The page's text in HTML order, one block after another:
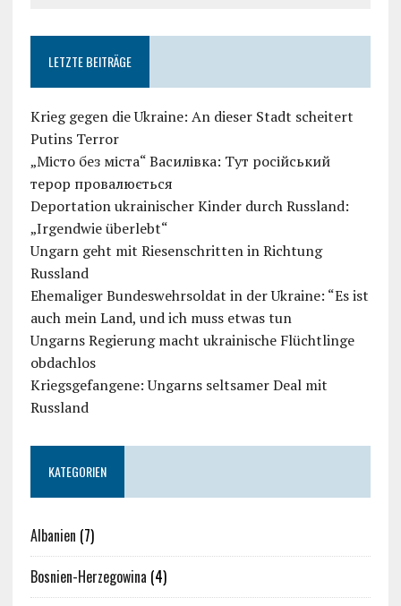
LETZTE BEITRÄGE
Krieg gegen die Ukraine: An dieser Stadt scheitert
Putins Terror
„Місто без міста“ Василівка: Тут російський
терор провалюється
Deportation ukrainischer Kinder durch Russland:
„Irgendwie überlebt“
Ungarn geht mit Riesenschritten in Richtung
Russland
Ehemaliger Bundeswehrsoldat in der Ukraine: “Es ist
auch mein Land, und ich muss etwas tun
Ungarns Regierung macht ukrainische Flüchtlinge
obdachlos
Kriegsgefangene: Ungarns seltsamer Deal mit
Russland
KATEGORIEN
Albanien (7)
Bosnien-Herzegowina (4)